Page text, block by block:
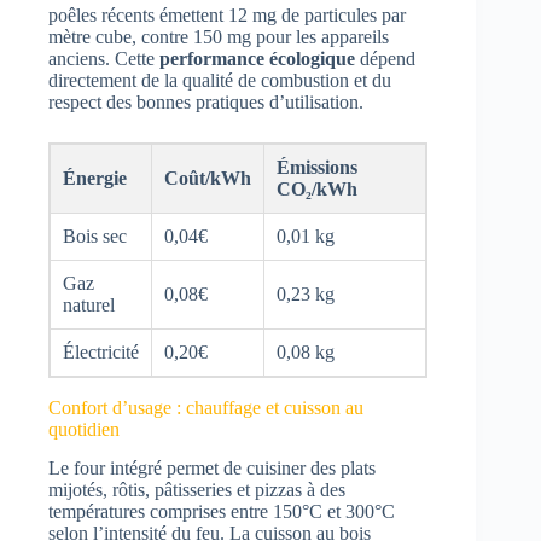
poêles récents émettent 12 mg de particules par
mètre cube, contre 150 mg pour les appareils
anciens. Cette performance écologique dépend
directement de la qualité de combustion et du
respect des bonnes pratiques d’utilisation.
Énergie Coût/kWh
Émissions
CO₂/kWh
Bois sec 0,04€ 0,01 kg
Gaz
naturel
0,08€ 0,23 kg
Électricité 0,20€ 0,08 kg
Confort d’usage : chauffage et cuisson au
quotidien
Le four intégré permet de cuisiner des plats
mijotés, rôtis, pâtisseries et pizzas à des
températures comprises entre 150°C et 300°C
selon l’intensité du feu. La cuisson au bois